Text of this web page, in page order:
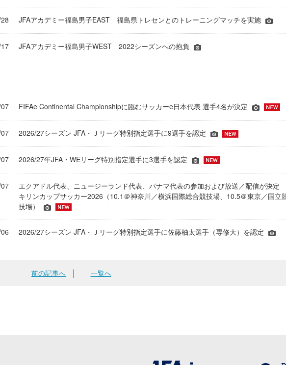
JFAアカデミー福島男子EAST 福島県トレセンとのトレーニングマッチを実施
JFAアカデミー福島男子WEST 2022シーズンへの抱負
FIFAe Continental Championshipに臨むサッカーe日本代表 選手4名が決定
2026/27シーズン JFA・Ｊリーグ特別指定選手に9選手を認定
2026/27年JFA・WEリーグ特別指定選手に3選手を認定
エクアドル代表、ニュージーランド代表、パナマ代表の参加および放送／配信が決定
キリンカップサッカー2026（10.1＠神奈川／横浜国際総合競技場、10.5＠東京／国立
技場）
2026/27シーズン JFA・Ｊリーグ特別指定選手に佐藤柚太選手（専修大）を認定
前の記事へ 一覧へ